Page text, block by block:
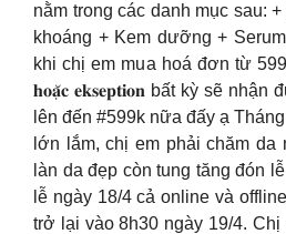
nằm trong các danh mục sau:
khoáng + Kem dưỡng +
khi chị em mua hoá đơn từ
𝐡𝐨𝐚̣̆𝐜 𝐞𝐤𝐬𝐞𝐩𝐭𝐢𝐨𝐧 bất kỳ sẽ
lên đến #599k nữa đấy ạ
lớn lắm, chị em phải chăm
làn da đẹp còn tung tăng đón
lễ ngày 18/4 cả online và
trở lại vào 8h30 ngày 19/4. Chị